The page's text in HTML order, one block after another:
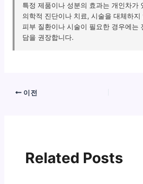
특정 제품이나 성분의 효과는 개인차가
의학적 진단이나 치료, 시술을 대체하지
피부 질환이나 시술이 필요한 경우에는
담을 권장합니다.
이전
Related Posts